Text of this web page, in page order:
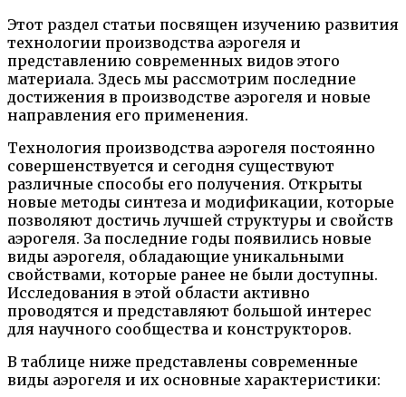
Этот раздел статьи посвящен изучению развития
технологии производства аэрогеля и
представлению современных видов этого
материала. Здесь мы рассмотрим последние
достижения в производстве аэрогеля и новые
направления его применения.
Технология производства аэрогеля постоянно
совершенствуется и сегодня существуют
различные способы его получения. Открыты
новые методы синтеза и модификации, которые
позволяют достичь лучшей структуры и свойств
аэрогеля. За последние годы появились новые
виды аэрогеля, обладающие уникальными
свойствами, которые ранее не были доступны.
Исследования в этой области активно
проводятся и представляют большой интерес
для научного сообщества и конструкторов.
В таблице ниже представлены современные
виды аэрогеля и их основные характеристики: